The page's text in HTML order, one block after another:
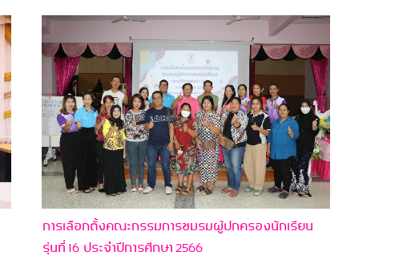
การเลือกตั้งคณะกรรมการชมรมผู้ปกครองนักเรียน
รุ่นที่ 16 ประจำปีการศึกษา 2566